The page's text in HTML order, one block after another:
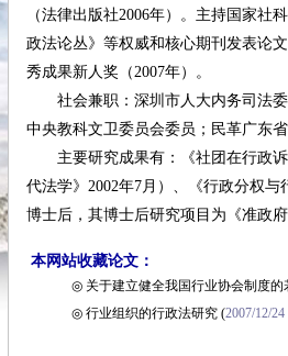
（法律出版社2006年）。主持国家
政法论丛》等权威和核心期刊发表论
秀成果新人奖（2007年）。
社会兼职：深圳市人大内务司法委
中央教科文卫委员会委员；民革广东
主要研究成果有：《社团在行政诉
代法学》2002年7月）、《行政分权
博士后，其博士后研究项目为《准政
本网站收藏论文：
◎ 关于建立健全我国行业协会制度的
◎行业组织的行政法研究 (2007/12/24